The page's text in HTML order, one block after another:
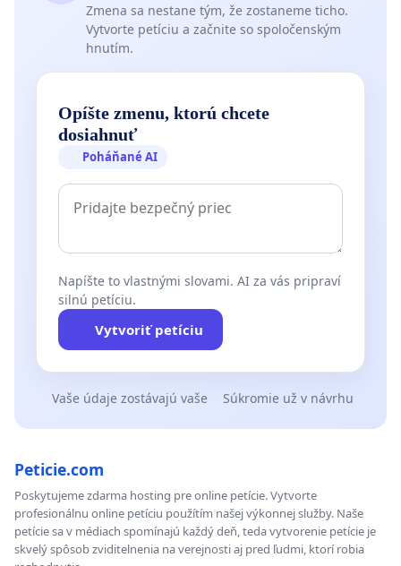
Zmena sa nestane tým, že zostaneme ticho.
Vytvorte petíciu a začnite so spoločenským
hnutím.
Opíšte zmenu, ktorú chcete
dosiahnuť
Poháňané AI
Napíšte to vlastnými slovami. AI za vás pripraví
silnú petíciu.
Vytvoriť petíciu
Vaše údaje zostávajú vaše Súkromie už v návrhu
Peticie.com
Poskytujeme zdarma hosting pre online petície. Vytvorte
profesionálnu online petíciu použítím našej výkonnej služby. Naše
petície sa v médiach spomínajú každý deň, teda vytvorenie petície je
skvelý spôsob zviditelnenia na verejnosti aj pred ľudmi, ktorí robia